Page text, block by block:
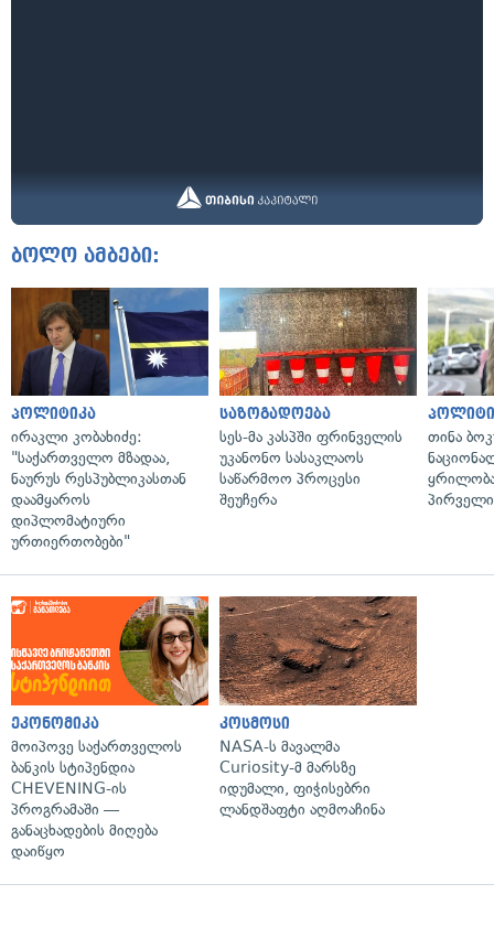
ბოლო ამბები:
პოლიტიკა
ირაკლი კობახიძე:
"საქართველო მზადაა,
ნაურუს რესპუბლიკასთან
დაამყაროს
დიპლომატიური
ურთიერთობები"
საზოგადოება
სეს-მა კასპში ფრინველის
უკანონო სასაკლაოს
საწარმოო პროცესი
შეუჩერა
თინა
ეკონომიკა
მოიპოვე საქართველოს
ბანკის სტიპენდია
CHEVENING-ის
პროგრამაში —
განაცხადების მიღება
დაიწყო
კოსმოსი
NASA-ს მავალმა
Curiosity-მ მარსზე
იდუმალი, ფიჭისებრი
ლანდშაფტი აღმოაჩინა